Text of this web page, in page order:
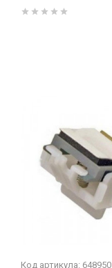
Код артикула: 648950